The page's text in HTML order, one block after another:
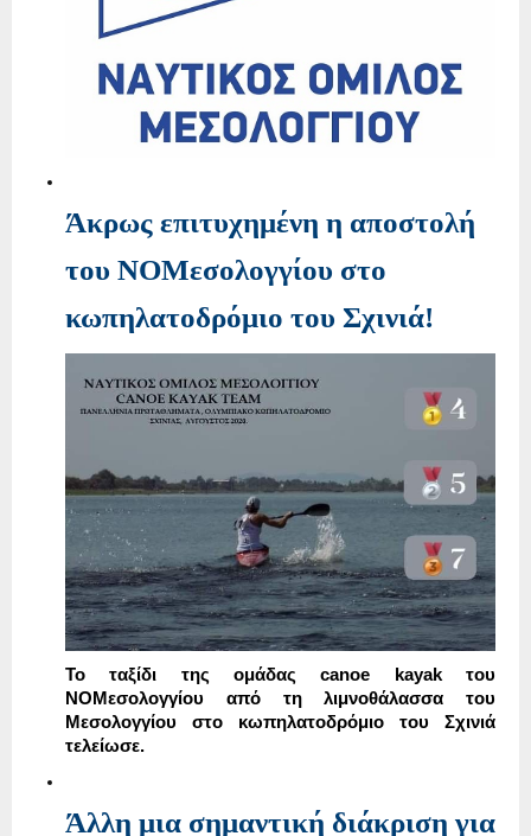
Άκρως επιτυχημένη η αποστολή
του ΝΟΜεσολογγίου στο
κωπηλατοδρόμιο του Σχινιά!
Το ταξίδι της ομάδαςcanoe kayakτου
ΝΟΜεσολογγίου από τη λιμνοθάλασσα του
Μεσολογγίου στο κωπηλατοδρόμιο του Σχινιά
τελείωσε.
Άλλη μια σημαντική διάκριση για